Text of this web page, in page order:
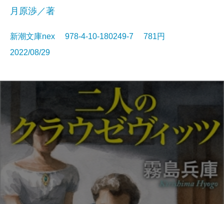
月原渉／著
新潮文庫nex 978-4-10-180249-7 781円
2022/08/29